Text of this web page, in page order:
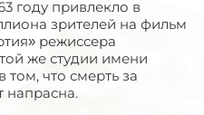
году привлекло в
зрителей на фильм
режиссера
же студии имени
что смерть за
напрасна.